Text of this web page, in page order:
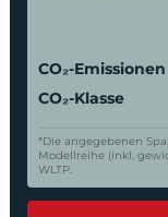
CO₂-Emissionen
CO₂-Klasse
*Die angegebenen
Modellreihe (inkl.
WLTP.